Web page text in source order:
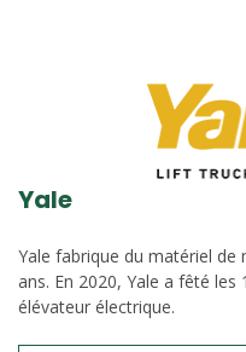
Yale
Yale fabrique du matériel de
ans. En 2020, Yale a fêté
élévateur électrique.